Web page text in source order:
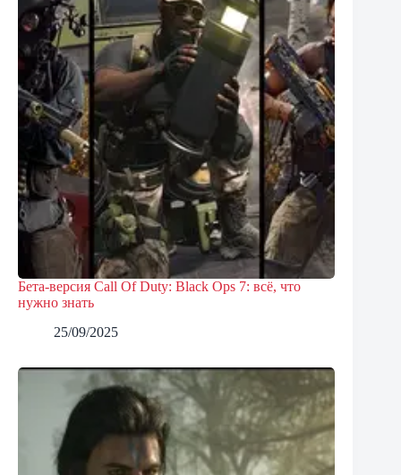
Бета-версия Call Of Duty: Black Ops 7: всё, что
нужно знать
25/09/2025